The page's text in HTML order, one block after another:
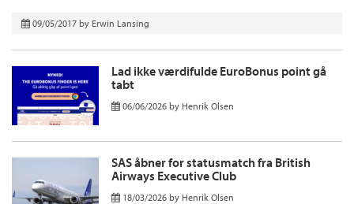
09/05/2017 by Erwin Lansing
Lad ikke værdifulde EuroBonus point gå
tabt
06/06/2026 by Henrik Olsen
SAS åbner for statusmatch fra British
Airways Executive Club
18/03/2026 by Henrik Olsen